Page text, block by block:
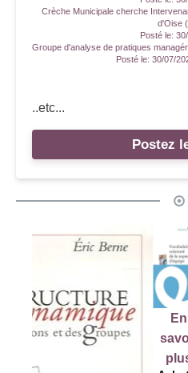
Crèche Municipale cherche
d'Oise
Posté le:
Groupe d'analyse de pratiques
Posté le: 30/07/
..etc...
Postez
En
savoir